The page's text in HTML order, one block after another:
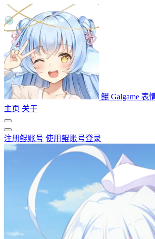
鲲 Galgame 表
主页 关于
注册鲲账号 使用鲲账号登录